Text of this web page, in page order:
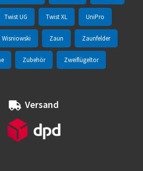
Twist UG Twist XL UniPro
Wisniowski Zaun Zaunfelder
Zubehör Zweiflügeltor
Versand